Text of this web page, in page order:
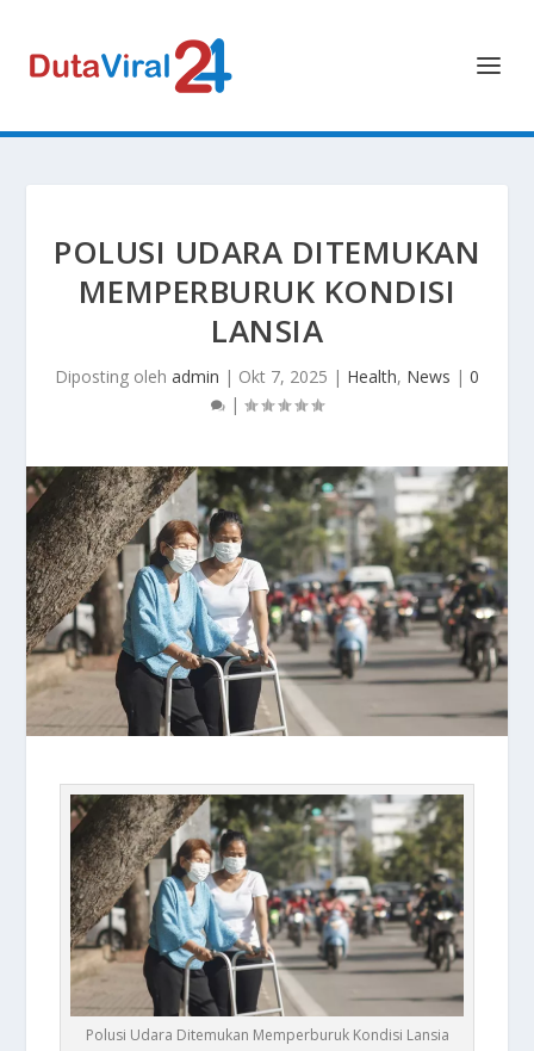
POLUSI UDARA DITEMUKAN
MEMPERBURUK KONDISI
LANSIA
Diposting oleh admin | Okt 7, 2025 | Health, News | 0
|
Polusi Udara Ditemukan Memperburuk Kondisi Lansia